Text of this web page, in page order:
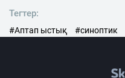
Тегтер:
#Аптап ыстық #синоптик